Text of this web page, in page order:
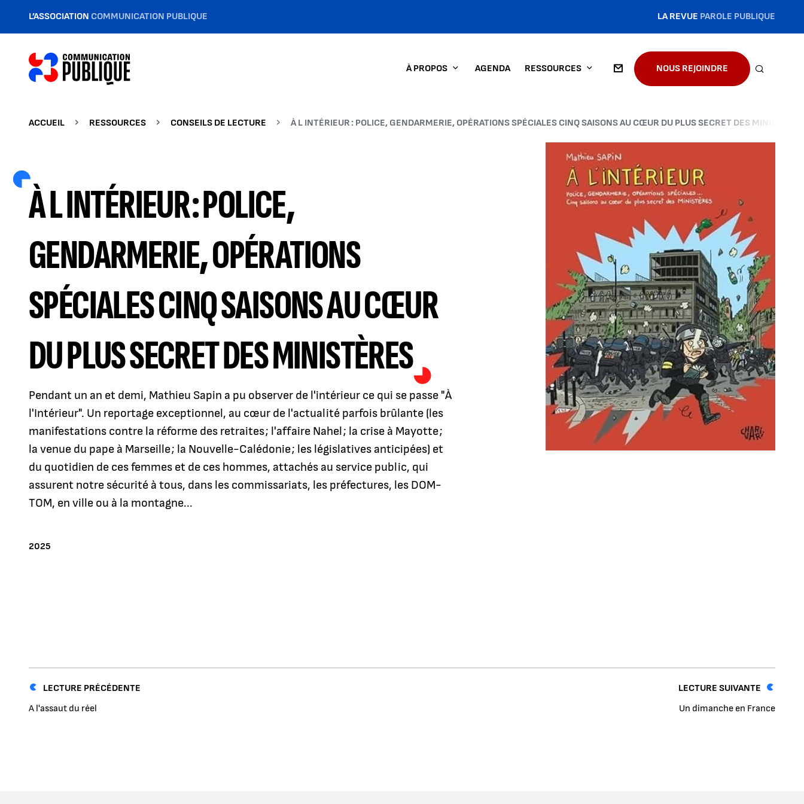
L’ASSOCIATION COMMUNICATION PUBLIQUE LA REVUE PAROLE PUBLIQUE
À PROPOS AGENDA RESSOURCES NOUS REJOINDRE
ACCUEIL RESSOURCES CONSEILS DE LECTURE À L INTÉRIEUR : POLICE, GENDARMERIE, OPÉRATIONS SPÉCIALES CINQ SAISONS AU CŒUR DU PLUS SECRET DES MINISTÈRES
À L INTÉRIEUR : POLICE,
GENDARMERIE, OPÉRATIONS
SPÉCIALES CINQ SAISONS AU CŒUR
DU PLUS SECRET DES MINISTÈRES
Pendant un an et demi, Mathieu Sapin a pu observer de l'intérieur ce qui se passe "À
l'Intérieur". Un reportage exceptionnel, au cœur de l'actualité parfois brûlante (les
manifestations contre la réforme des retraites ; l'affaire Nahel ; la crise à Mayotte ;
la venue du pape à Marseille ; la Nouvelle-Calédonie ; les législatives anticipées) et
du quotidien de ces femmes et de ces hommes, attachés au service public, qui
assurent notre sécurité à tous, dans les commissariats, les préfectures, les DOM-
TOM, en ville ou à la montagne...
ANNÉE
2025
Agrandir
LECTURE PRÉCÉDENTE
A l'assaut du réel
LECTURE SUIVANTE
Un dimanche en France